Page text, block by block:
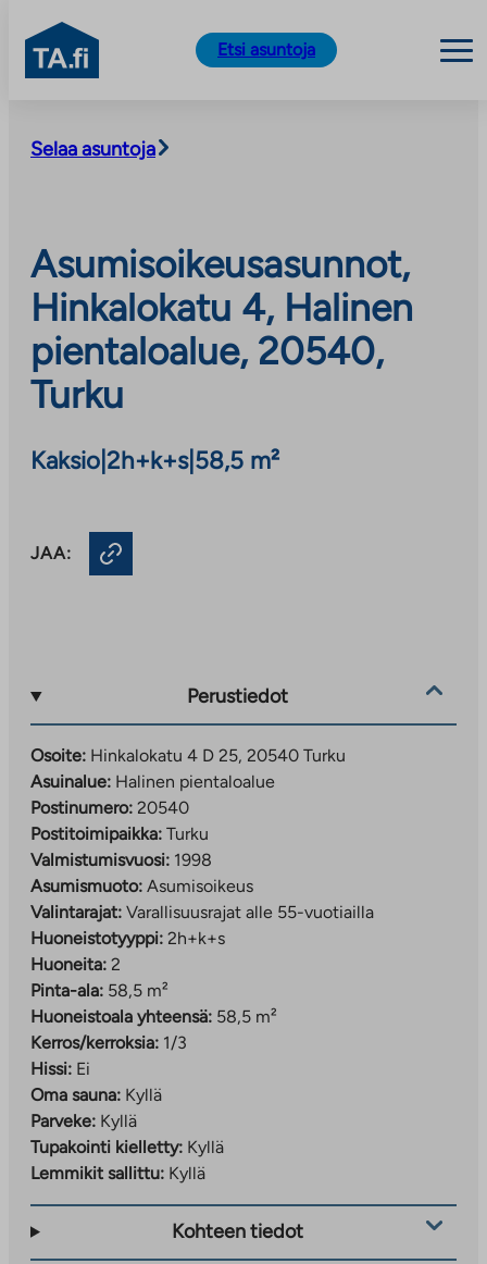
sisältöön
TA.fi
Etsi asuntoja
Selaa asuntoja
Asumisoikeusasunnot,
Hinkalokatu 4, Halinen
pientaloalue, 20540,
Turku
Kaksio 2h+k+s| 58,5 m²
JAA:
Perustiedot
Osoite: Hinkalokatu 4 D 25, 20540 Turku
Asuinalue: Halinen pientaloalue
Postinumero: 20540
Postitoimipaikka: Turku
Valmistumisvuosi: 1998
Asumismuoto: Asumisoikeus
Valintarajat: Varallisuusrajat alle 55-vuotiailla
Huoneistotyyppi: 2h+k+s
Huoneita: 2
Pinta-ala: 58,5 m²
Huoneistoala yhteensä: 58,5 m²
Kerros/kerroksia: 1/3
Hissi: Ei
Oma sauna: Kyllä
Parveke: Kyllä
Tupakointi kielletty: Kyllä
Lemmikit sallittu: Kyllä
Kohteen tiedot